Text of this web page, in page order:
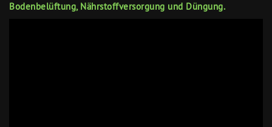
Bodenbelüftung, Nährstoffversorgung und Düngung.